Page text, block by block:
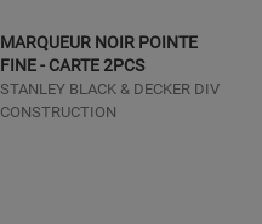
MARQUEUR NOIR POINTE
FINE - CARTE 2PCS
STANLEY BLACK & DECKER DIV
CONSTRUCTION